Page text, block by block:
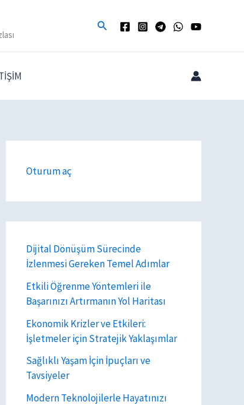
Arama
Oturum aç
Dijital Dönüşüm Sürecinde
İzlenmesi Gereken Temel Adımlar
Etkili Öğrenme Yöntemleri ile
Başarınızı Artırmanın Yol Haritası
Ekonomik Krizler ve Etkileri:
İşletmeler için Stratejik Yaklaşımlar
Sağlıklı Yaşam İçin İpuçları ve
Tavsiyeler
Modern Teknolojilerle Hayatınızı